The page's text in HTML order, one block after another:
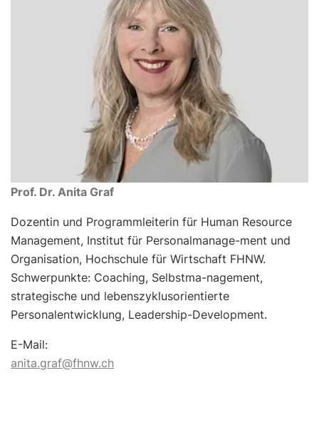
Prof. Dr. Anita Graf
Dozentin und Programmleiterin für Human Resource
Management, Institut für Personalmanage-ment und
Organisation, Hochschule für Wirtschaft FHNW.
Schwerpunkte: Coaching, Selbstma-nagement,
strategische und lebenszyklusorientierte
Personalentwicklung, Leadership-Development.
E-Mail:
anita.graf@fhnw.ch